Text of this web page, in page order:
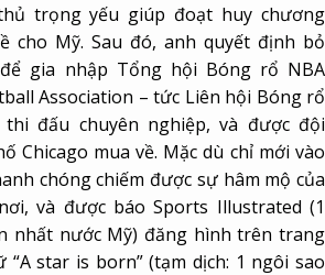
trọng yếu giúp đoạt huy chương
cho Mỹ. Sau đó, anh quyết định bỏ
gia nhập Tổng hội Bóng rổ NBA
Association – tức Liên hội Bóng rổ
thi đấu chuyên nghiệp, và được đội
Chicago mua về. Mặc dù chỉ mới vào
chóng chiếm được sự hâm mộ của
và được báo Sports Illustrated (1
nhất nước Mỹ) đăng hình trên trang
“A star is born” (tạm dịch: 1 ngôi sao